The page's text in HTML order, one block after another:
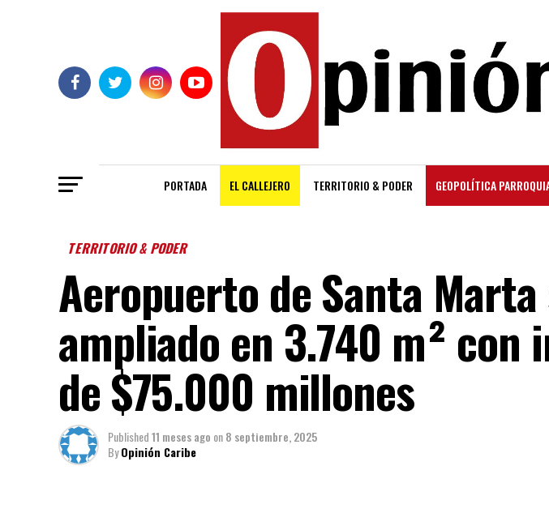
PORTADA EL CALLEJERO TERRITORIO & PODER GEOPOLÍTICA
TERRITORIO & PODER
Aeropuerto de Santa
ampliado en 3.740 m² con
de $75.000 millones
Published11 meses ago on8 septiembre, 2025
ByOpinión Caribe